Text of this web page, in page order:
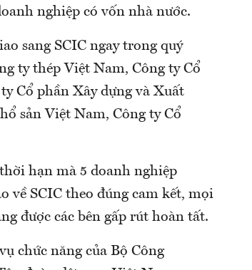
nghiệp có vốn nhà nước.
sang SCIC ngay trong quý
ty thép Việt Nam, Công ty Cổ
Cổ phần Xây dựng và Xuất
sản Việt Nam, Công ty Cổ
hạn mà 5 doanh nghiệp
về SCIC theo đúng cam kết, mọi
được các bên gấp rút hoàn tất.
chức năng của Bộ Công